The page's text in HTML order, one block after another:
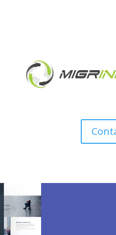
Création de